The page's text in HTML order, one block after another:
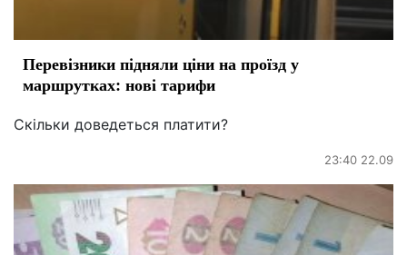
Перевізники підняли ціни на проїзд у
маршрутках: нові тарифи
Скільки доведеться платити?
23:40 22.09